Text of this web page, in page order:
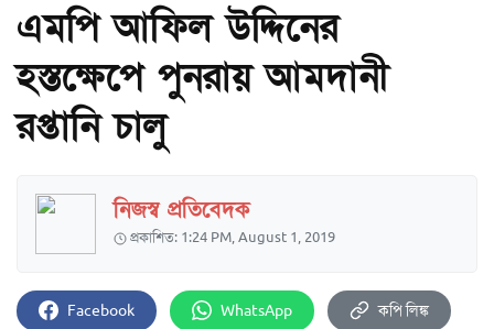
এমপি আফিল উদ্দিনের
হস্তক্ষেপে পুনরায় আমদানী
রপ্তানি চালু
নিজস্ব প্রতিবেদক
প্রকাশিত: 1:24 PM, August 1, 2019
Facebook WhatsApp কপি লিঙ্ক